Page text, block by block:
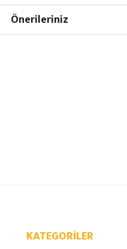
Önerileriniz
KATEGORILER